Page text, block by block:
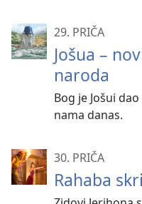
29. PRIČA
Jošua –
naroda
Bog je Jošui
nama danas.
30. PRIČA
Rahaba